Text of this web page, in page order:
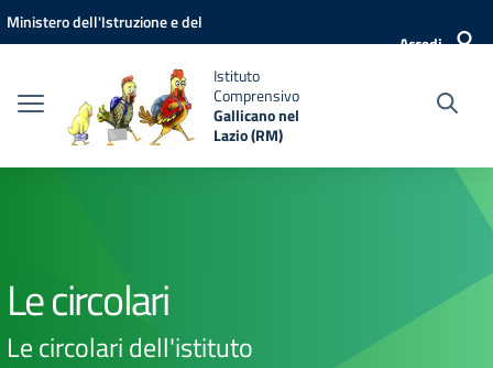
Vai ai contenuti
Vai al menu di navigazione
Vai al footer
Ministero dell'Istruzione e del
Accedi
Istituto
Comprensivo
Gallicano nel
Lazio (RM)
Le circolari
Le circolari dell'istituto